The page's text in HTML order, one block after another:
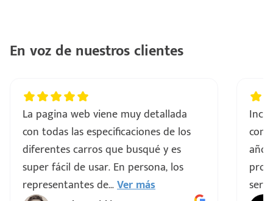
En voz de nuestros clientes
La pagina web viene muy detallada
con todas las especificaciones de los
diferentes carros que busqué y es
super fácil de usar. En persona, los
representantes de...Ver más